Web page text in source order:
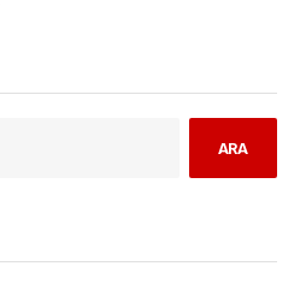
ARA